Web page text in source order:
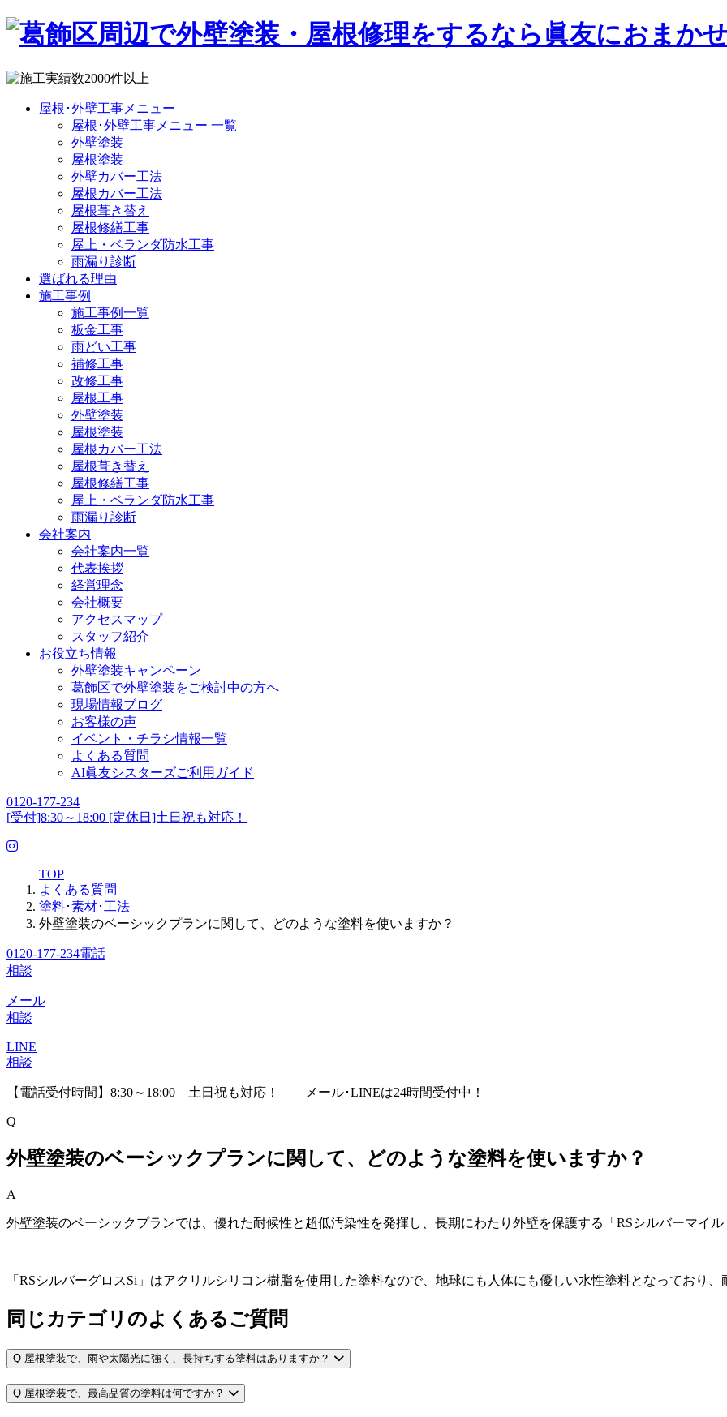
屋根･外壁工事メニュー
屋根･外壁工事メニュー 一覧
外壁塗装
屋根塗装
外壁カバー工法
屋根カバー工法
屋根葺き替え
屋根修繕工事
屋上・ベランダ防水工事
雨漏り診断
選ばれる理由
施工事例
施工事例一覧
板金工事
雨どい工事
補修工事
改修工事
屋根工事
外壁塗装
屋根塗装
屋根カバー工法
屋根葺き替え
屋根修繕工事
屋上・ベランダ防水工事
雨漏り診断
会社案内
会社案内一覧
代表挨拶
経営理念
会社概要
アクセスマップ
スタッフ紹介
お役立ち情報
外壁塗装キャンペーン
葛飾区で外壁塗装をご検討中の方へ
現場情報ブログ
お客様の声
イベント・チラシ情報一覧
よくある質問
AI眞友シスターズご利用ガイド
0120-177-234
[受付]8:30～18:00 [定休日]土日祝も対応！
TOP
よくある質問
塗料･素材･工法
外壁塗装のベーシックプランに関して、どのような塗料を使いますか？
0120-177-234電話
相談
メール
相談
LINE
相談
【電話受付時間】8:30～18:00 土日祝も対応！ メール･LINEは24時間受付中！
Q
外壁塗装のベーシックプランに関して、どのような塗料を使いますか？
A
外壁塗装のベーシックプランでは、優れた耐候性と超低汚染性を発揮し、長期にわたり外壁を保護する「RSシルバーマイ
「RSシルバーグロスSi」はアクリルシリコン樹脂を使用した塗料なので、地球にも人体にも優しい水性塗料となっており
同じカテゴリのよくあるご質問
Q 屋根塗装で、雨や太陽光に強く、長持ちする塗料はありますか？
Q 屋根塗装で、最高品質の塗料は何ですか？